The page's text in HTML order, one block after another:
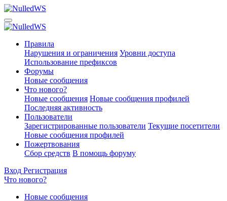
Правила
Нарушения и ограничения Уровни доступа
Использование префиксов
Форумы
Новые сообщения
Что нового?
Новые сообщения Новые сообщения профилей
Последняя активность
Пользователи
Зарегистрированные пользователи Текущие посетители
Новые сообщения профилей
Пожертвования
Сбор средств В помощь форуму
Вход Регистрация
Что нового?
Новые сообщения